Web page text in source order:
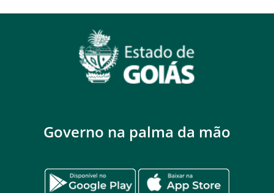
Governo na palma da mão